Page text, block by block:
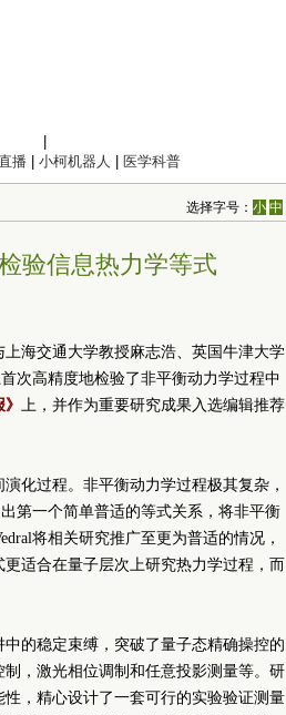
播 小柯机器人 医学科普
选择字号：小 中
验信息热力学等式
海交通大学教授麻志浩、英国牛津大学
次高精度地检验了非平衡动力学过程中
上，并作为重要研究成果入选编辑推荐
化过程。非平衡动力学过程极其复杂，
第一个简单普适的等式关系，将非平衡
将相关研究推广至更为普适的情况，
适合在量子层次上研究热力学过程，而
的稳定束缚，突破了量子态精确操控的
，激光相位调制和任意投影测量等。研
，精心设计了一套可行的实验验证测量